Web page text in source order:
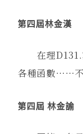
第四屆林金漢
在理D131.
各種函數⋯⋯
第四屆 林金諭